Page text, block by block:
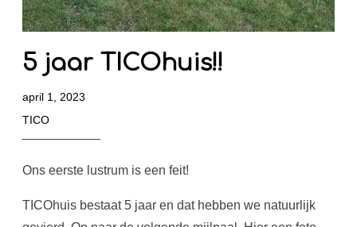
5 jaar TICOhuis!!
april 1, 2023
TICO
Ons eerste lustrum is een feit!
TICOhuis bestaat 5 jaar en dat hebben we natuurlijk